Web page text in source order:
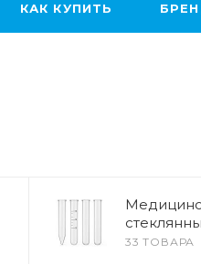
КАК КУПИТЬ
33 ТОВАРА